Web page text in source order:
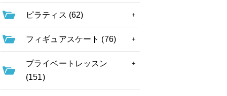
ピラティス (62)
フィギュアスケート (76)
プライベートレッスン
(151)